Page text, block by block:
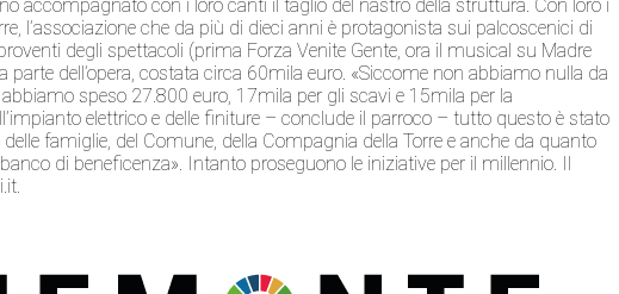
accompagnato con i loro canti il taglio del nastro della struttura. Con loro i
l’associazione che da più di dieci anni è protagonista sui palcoscenici di
degli spettacoli (prima Forza Venite Gente, ora il musical su Madre
parte dell’opera, costata circa 60mila euro. «Siccome non abbiamo nulla da
speso 27.800 euro, 17mila per gli scavi e 15mila per la
elettrico e delle finiture – conclude il parroco – tutto questo è stato
famiglie, del Comune, della Compagnia della Torre e anche da quanto
di beneficenza». Intanto proseguono le iniziative per il millennio. Il